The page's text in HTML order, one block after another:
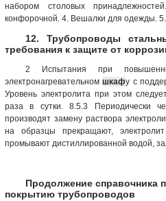
набором столовых
конфорочной. 4. Вешалки для одежды. 5.
12. Трубопроводы
требования к защите от
2 Испытания при
электронагревательномшкафу с
Уровень электролита при этом
раза в сутки. 8.5.3 Периодически
производят замену раствора
на образцы прекращают,
промывают дистиллированной водой,
Продолжение справочника
покрытию трубопроводов